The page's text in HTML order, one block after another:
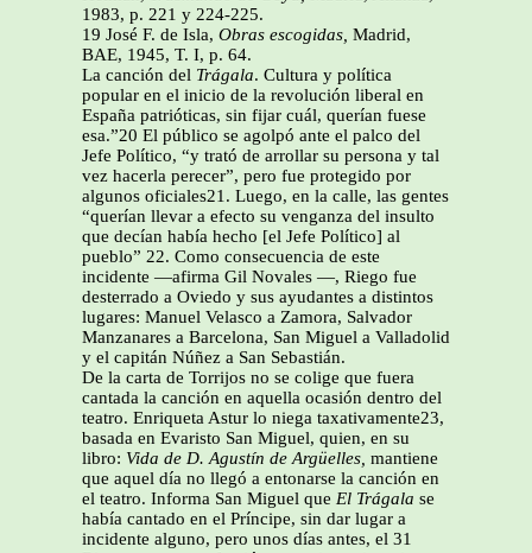
1983, p. 221 y 224-225.
19 José F. de Isla, Obras escogidas, Madrid,
BAE, 1945, T. I, p. 64.
La canción del Trágala. Cultura y política
popular en el inicio de la revolución liberal en
España patrióticas, sin fijar cuál, querían fuese
esa.”20 El público se agolpó ante el palco del
Jefe Político, “y trató de arrollar su persona y tal
vez hacerla perecer”, pero fue protegido por
algunos oficiales21. Luego, en la calle, las gentes
“querían llevar a efecto su venganza del insulto
que decían había hecho [el Jefe Político] al
pueblo” 22. Como consecuencia de este
incidente —afirma Gil Novales —, Riego fue
desterrado a Oviedo y sus ayudantes a distintos
lugares: Manuel Velasco a Zamora, Salvador
Manzanares a Barcelona, San Miguel a Valladolid
y el capitán Núñez a San Sebastián.
De la carta de Torrijos no se colige que fuera
cantada la canción en aquella ocasión dentro del
teatro. Enriqueta Astur lo niega taxativamente23,
basada en Evaristo San Miguel, quien, en su
libro: Vida de D. Agustín de Argüelles, mantiene
que aquel día no llegó a entonarse la canción en
el teatro. Informa San Miguel que El Trágala se
había cantado en el Príncipe, sin dar lugar a
incidente alguno, pero unos días antes, el 31